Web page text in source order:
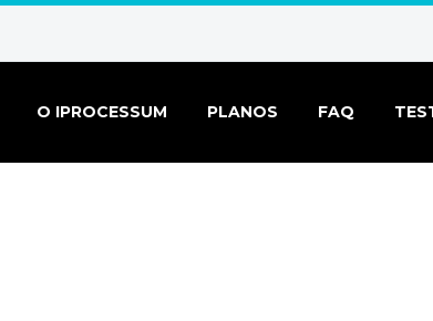
O IPROCESSUM PLANOS FAQ